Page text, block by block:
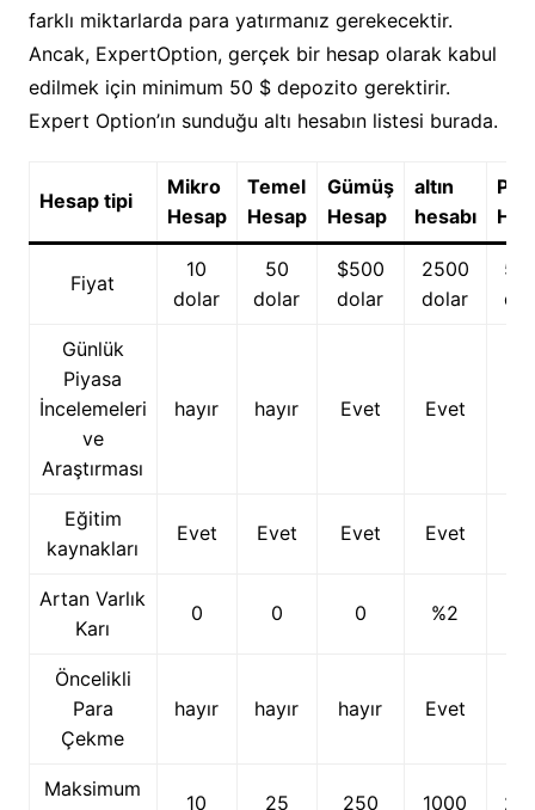
farklı miktarlarda para yatırmanız gerekecektir.
Ancak, ExpertOption, gerçek bir hesap olarak kabul
edilmek için minimum 50 $ depozito gerektirir.
Expert Option’ın sunduğu altı hesabın listesi burada.
Hesap tipi
Mikro
Hesap
Temel
Hesap
Gümüş
Hesap
altın
hesabı
Fiyat
10
dolar
50
dolar
$500
dolar
2500
dolar
Günlük
Piyasa
İncelemeleri
ve
Araştırması
hayır hayır Evet Evet
Eğitim
kaynakları
Evet Evet Evet Evet
Artan Varlık
Karı
0 0 0 %2
Öncelikli
Para
Çekme
hayır hayır hayır Evet
Maksimum
10 25 250 1000